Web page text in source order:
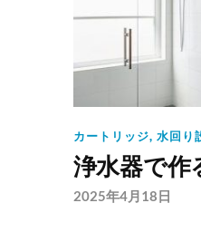
カートリッジ, 水回り
浄水器で作
2025年4月18日